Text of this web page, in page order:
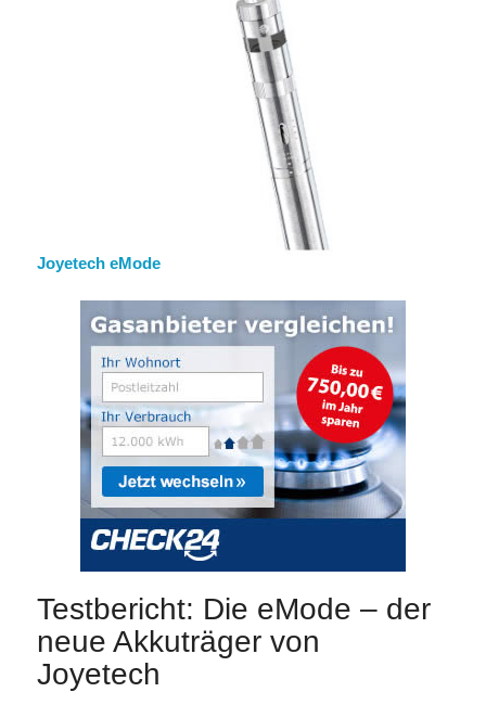
Joyetech eMode
Testbericht: Die eMode – der
neue Akkuträger von
Joyetech